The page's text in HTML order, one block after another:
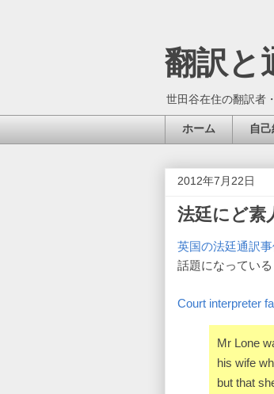
翻訳と
世田谷在住の翻訳者
ホーム 自
2012年7月22日
法廷にど素
英国の法廷通訳
話題になっている
Court interpreter
Mr Lone
his wife
but that